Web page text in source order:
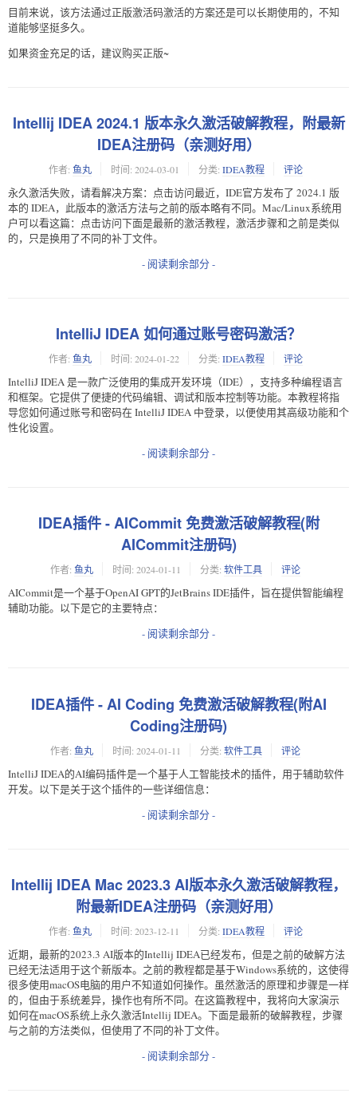
目前来说，该方法通过正版激活码激活的方案还是可以长期使用的，不知
道能够坚挺多久。
如果资金充足的话，建议购买正版~
Intellij IDEA 2024.1 版本永久激活破解教程，附最新
IDEA注册码（亲测好用）
作者: 鱼丸 时间: 2024-03-01 分类: IDEA教程 评论
永久激活失败，请看解决方案：点击访问最近，IDE官方发布了 2024.1 版
本的 IDEA，此版本的激活方法与之前的版本略有不同。Mac/Linux系统用
户可以看这篇：点击访问下面是最新的激活教程，激活步骤和之前是类似
的，只是换用了不同的补丁文件。
- 阅读剩余部分 -
IntelliJ IDEA 如何通过账号密码激活？
作者: 鱼丸 时间: 2024-01-22 分类: IDEA教程 评论
IntelliJ IDEA 是一款广泛使用的集成开发环境（IDE），支持多种编程语言
和框架。它提供了便捷的代码编辑、调试和版本控制等功能。本教程将指
导您如何通过账号和密码在 IntelliJ IDEA 中登录，以便使用其高级功能和个
性化设置。
- 阅读剩余部分 -
IDEA插件 - AICommit 免费激活破解教程(附
AICommit注册码)
作者: 鱼丸 时间: 2024-01-11 分类: 软件工具 评论
AICommit是一个基于OpenAI GPT的JetBrains IDE插件，旨在提供智能编程
辅助功能。以下是它的主要特点：
- 阅读剩余部分 -
IDEA插件 - AI Coding 免费激活破解教程(附AI
Coding注册码)
作者: 鱼丸 时间: 2024-01-11 分类: 软件工具 评论
IntelliJ IDEA的AI编码插件是一个基于人工智能技术的插件，用于辅助软件
开发。以下是关于这个插件的一些详细信息：
- 阅读剩余部分 -
Intellij IDEA Mac 2023.3 AI版本永久激活破解教程，
附最新IDEA注册码（亲测好用）
作者: 鱼丸 时间: 2023-12-11 分类: IDEA教程 评论
近期，最新的2023.3 AI版本的Intellij IDEA已经发布，但是之前的破解方法
已经无法适用于这个新版本。之前的教程都是基于Windows系统的，这使得
很多使用macOS电脑的用户不知道如何操作。虽然激活的原理和步骤是一样
的，但由于系统差异，操作也有所不同。在这篇教程中，我将向大家演示
如何在macOS系统上永久激活Intellij IDEA。下面是最新的破解教程，步骤
与之前的方法类似，但使用了不同的补丁文件。
- 阅读剩余部分 -